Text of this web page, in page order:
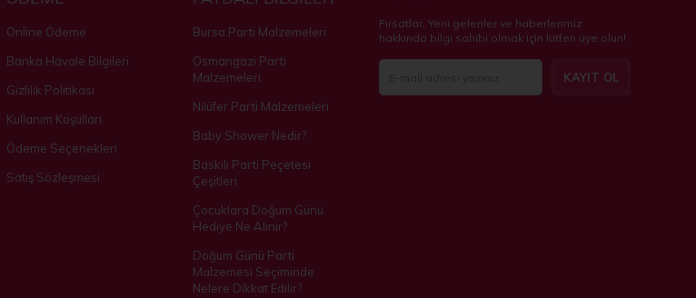
Fırsatlar, Yeni gelenler ve haberlerimiz
hakkında bilgi sahibi olmak için lütfen üye olun!
KAYIT OL
Online Ödeme
Banka Havale Bilgileri
Gizlilik Politikası
Kullanım Koşulları
Ödeme Seçenekleri
Satış Sözleşmesi
Bursa Parti Malzemeleri
Osmangazi Parti
Malzemeleri
Nilüfer Parti Malzemeleri
Baby Shower Nedir?
Baskılı Parti Peçetesi
Çeşitleri
Çocuklara Doğum Günü
Hediye Ne Alınır?
Doğum Günü Parti
Malzemesi Seçiminde
Nelere Dikkat Edilir?